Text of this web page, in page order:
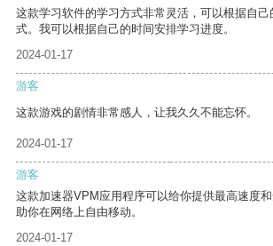
这款学习软件的学习方式非常灵活，可以根据自
式。我可以根据自己的时间安排学习进度。
2024-01-17
游客
这款游戏的剧情非常感人，让我久久不能忘怀。
2024-01-17
游客
这款加速器VPM应用程序可以给你提供最高速度
助你在网络上自由移动。
2024-01-17